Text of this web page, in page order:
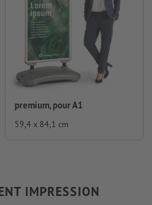
premium, pour A1
59,4 x 84,1 cm
IMPRESSION